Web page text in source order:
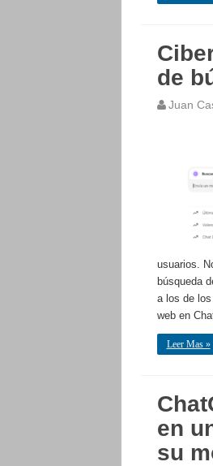
de
Juan
usuarios.
búsqueda
a los de
web en
Leer Mas »
en
su